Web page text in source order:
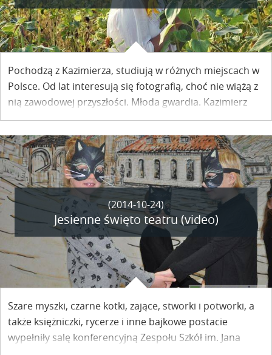
Pochodzą z Kazimierza, studiują w różnych miejscach w
Polsce. Od lat interesują się fotografią, choć nie wiążą z
nią zawodowej przyszłości. Młoda gwardia. Kazimierz
miastem fotografów? Odsłona druga.
(2014-10-24)
Jesienne święto teatru (video)
Szare myszki, czarne kotki, zające, stworki i potworki, a
także księżniczki, rycerze i inne bajkowe postacie
wypełniły salę konferencyjną Zespołu Szkół im. Jana